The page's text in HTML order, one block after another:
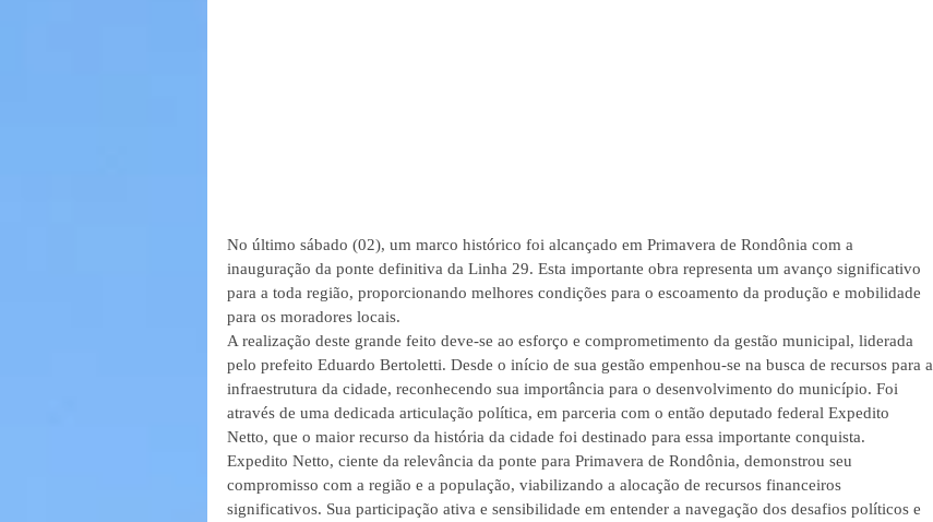
No último sábado (02), um marco histórico foi alcançado em Primavera de Rondônia com a
inauguração da ponte definitiva da Linha 29. Esta importante obra representa um avanço significativo
para a toda região, proporcionando melhores condições para o escoamento da produção e mobilidade
para os moradores locais.
A realização deste grande feito deve-se ao esforço e comprometimento da gestão municipal, liderada
pelo prefeito Eduardo Bertoletti. Desde o início de sua gestão empenhou-se na busca de recursos para a
infraestrutura da cidade, reconhecendo sua importância para o desenvolvimento do município. Foi
através de uma dedicada articulação política, em parceria com o então deputado federal Expedito
Netto, que o maior recurso da história da cidade foi destinado para essa importante conquista.
Expedito Netto, ciente da relevância da ponte para Primavera de Rondônia, demonstrou seu
compromisso com a região e a população, viabilizando a alocação de recursos financeiros
significativos. Sua participação ativa e sensibilidade em entender a navegação dos desafios políticos e